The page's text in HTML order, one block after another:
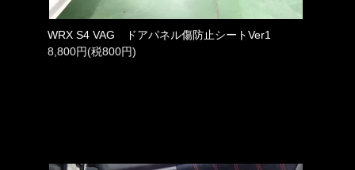
WRX S4 VAG ドアパネル傷防止シートVer1
8,800円(税800円)